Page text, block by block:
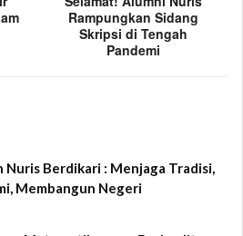
Rampungkan Sidang
Skripsi di Tengah
Pandemi
Nuris Berdikari : Menjaga Tradisi,
Membangun Negeri